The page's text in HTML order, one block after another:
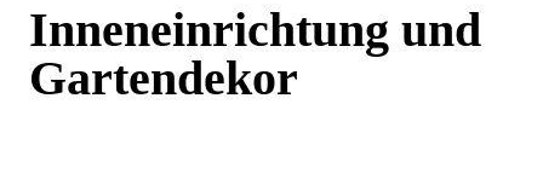
Inneneinrichtung und
Gartendekor